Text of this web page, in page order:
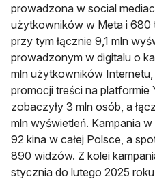
prowadzona w social
użytkowników w Meta i 680
przy tym łącznie 9,1 mln
prowadzonym w digitalu o
mln użytkowników
promocji treści na platformie
zobaczyły 3 mln osób, a
mln wyświetleń. Kampania
92 kina w całej Polsce, a
890 widzów. Z kolei
stycznia do lutego 2025